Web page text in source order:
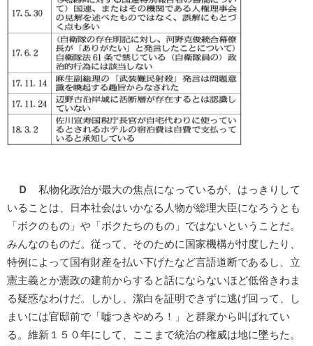
Ｄ
私物化政治が最大の焦点になっているが、はっきりして
いることは、日本社会はいかなる人物が総理大臣になろうとも
「ボクのもの」や「ボクたちのもの」ではないということだ。
みんなのものだ。従って、そのために国家機構が忖度したり、
特例によって国有財産を払い下げたなど言語道断であるし、立
憲主義とか憲政の建前からすると話にならないほど低俗きわま
る疑惑なわけだ。しかし、潔白を証明できずに逃げ回って、し
まいには官邸前で「嘘つきやめろ！」と群衆から叫ばれてい
る。維新１５０年にして、ここまで統治の権威は地に墜ちた。